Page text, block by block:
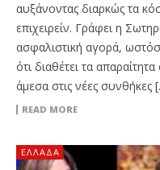
αυξάνοντας διαρκώς τα
επιχειρείν. Γράφει η
ασφαλιστική αγορά,
ότι διαθέτει τα
άμεσα στις νέες συνθήκες
READ MORE
ΕΛΛΆΔΑ